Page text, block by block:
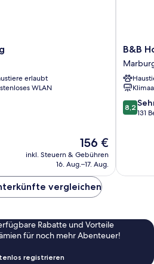
erlaubt
WLAN
Der
Preis
beträgt
156 €
inkl. Steuern & Gebühren
16. Aug.–17. Aug.
B&B
Hotel
B&B
8.2
von
8,2
131
vergleichen
Rabatte und Vorteile
für noch mehr Abenteuer!
registrieren